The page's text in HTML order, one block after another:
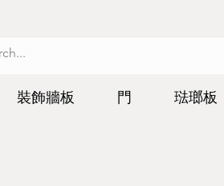
裝飾牆板 門 琺瑯板